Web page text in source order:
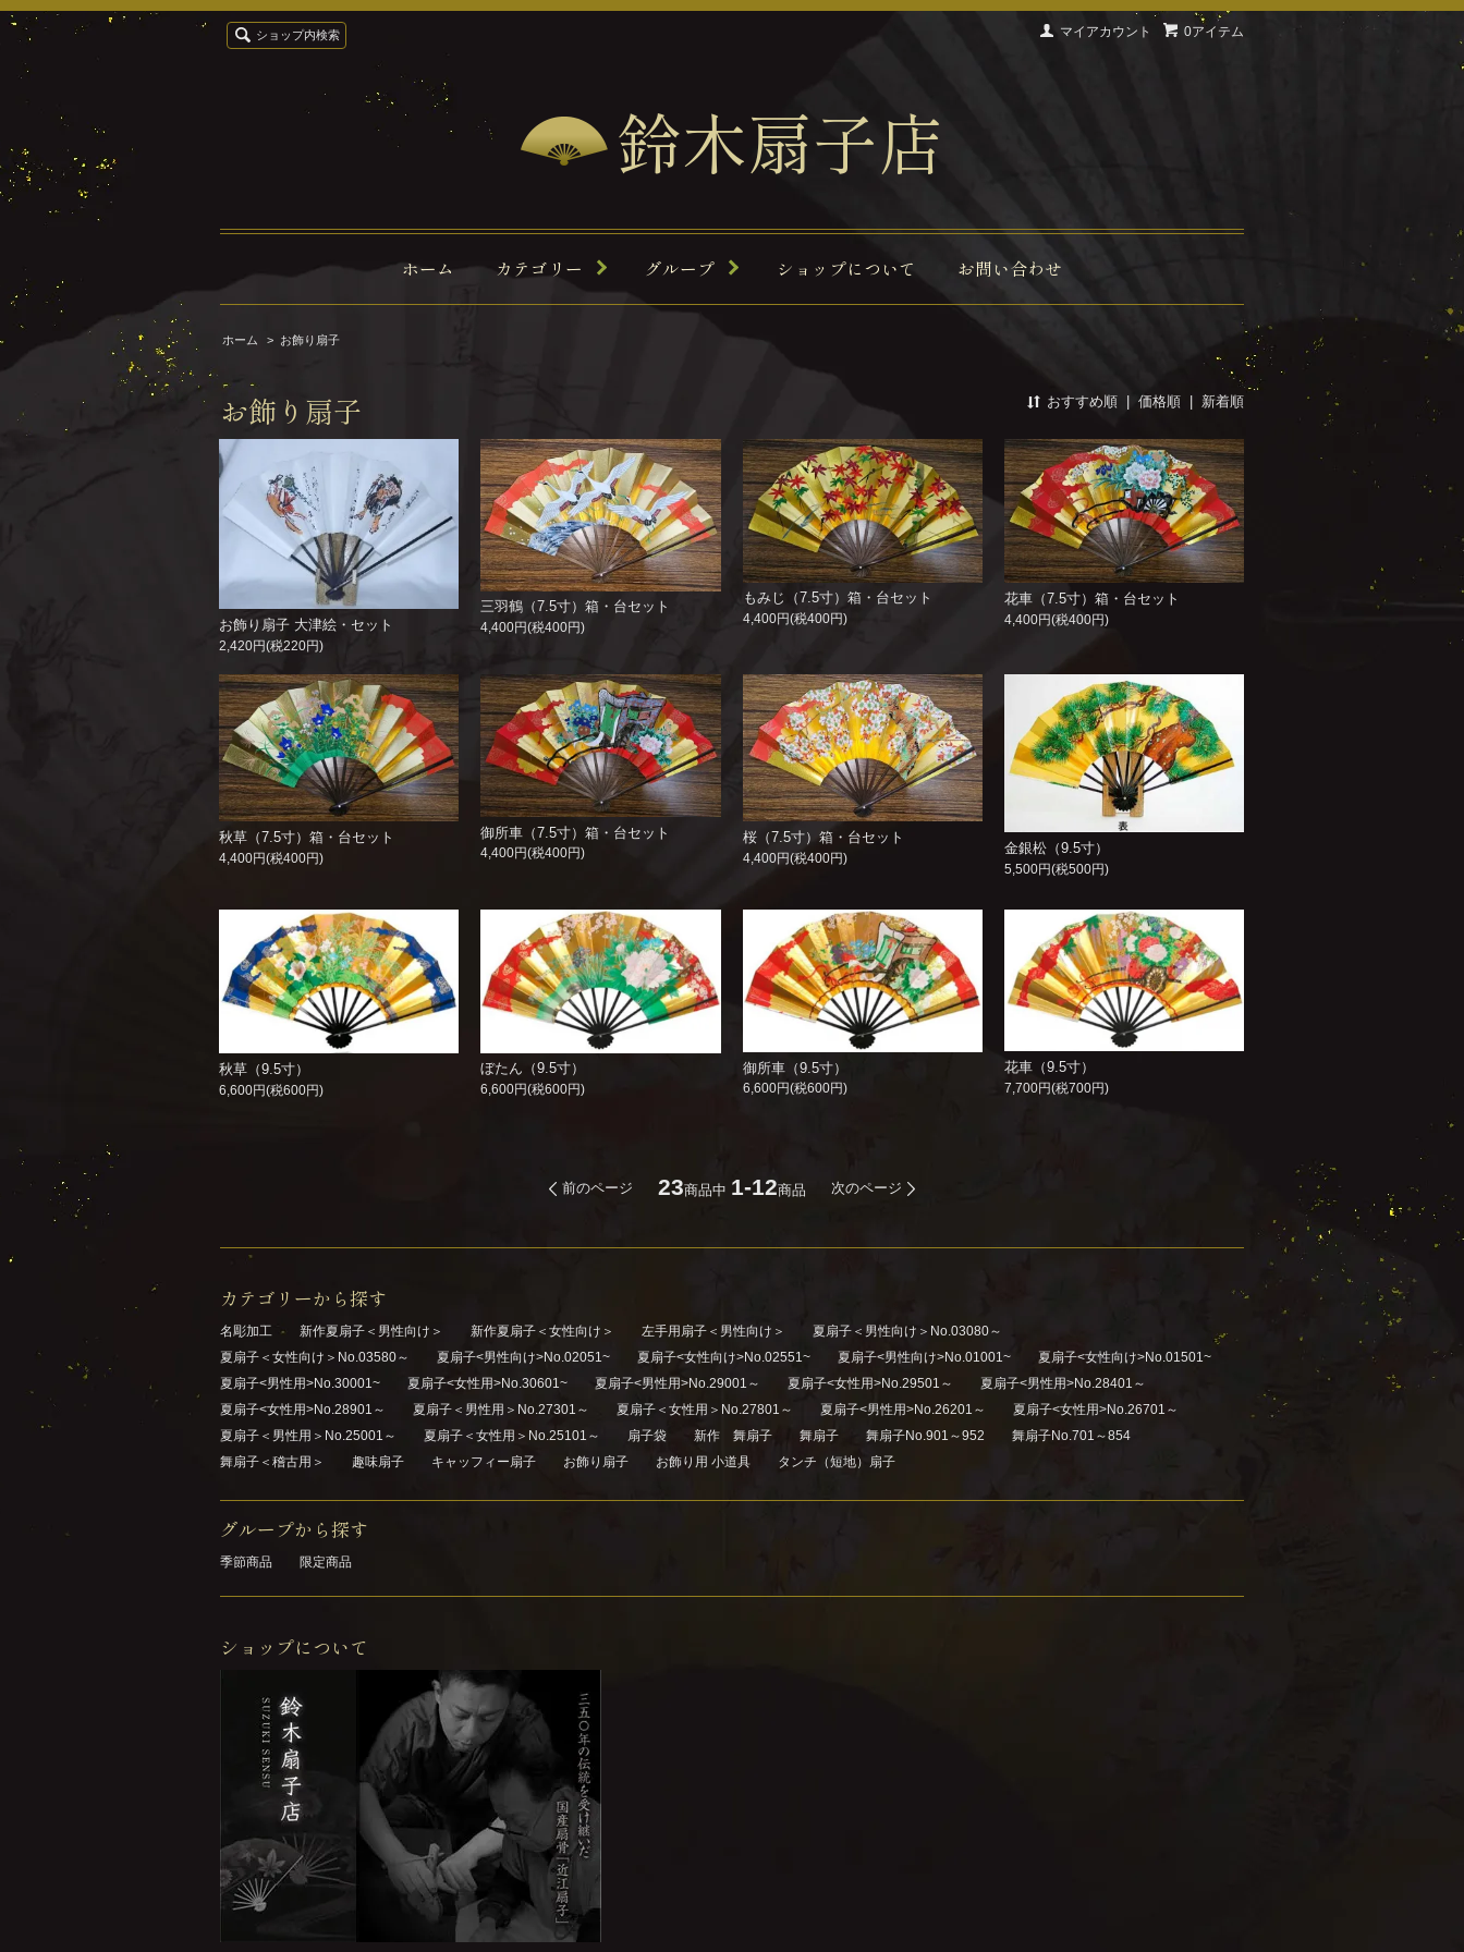
0アイテム
マイアカウント
ショップ内検索
鈴木扇子店
ホーム カテゴリー グループ ショップについて お問い合わせ
ホーム > お飾り扇子
お飾り扇子 おすすめ順 | 価格順 | 新着順
お飾り扇子 大津絵・セット
2,420円(税220円)
三羽鶴（7.5寸）箱・台セット
4,400円(税400円)
もみじ（7.5寸）箱・台セット
4,400円(税400円)
花車（7.5寸）箱・台セット
4,400円(税400円)
秋草（7.5寸）箱・台セット
4,400円(税400円)
御所車（7.5寸）箱・台セット
4,400円(税400円)
桜（7.5寸）箱・台セット
4,400円(税400円)
金銀松（9.5寸）
5,500円(税500円)
秋草（9.5寸）
6,600円(税600円)
ぼたん（9.5寸）
6,600円(税600円)
御所車（9.5寸）
6,600円(税600円)
花車（9.5寸）
7,700円(税700円)
前のページ 23商品中 1-12商品 次のページ
カテゴリーから探す
名彫加工 新作夏扇子＜男性向け＞ 新作夏扇子＜女性向け＞ 左手用扇子＜男性向け＞
夏扇子＜男性向け＞No.03080～
夏扇子＜女性向け＞No.03580～
夏扇子<男性向け>No.02051~ 夏扇子<女性向け>No.02551~ 夏扇子<男性向け>No.01001~
夏扇子<女性向け>No.01501~
夏扇子<男性用>No.30001~
夏扇子<女性用>No.30601~ 夏扇子<男性用>No.29001～ 夏扇子<女性用>No.29501～
夏扇子<男性用>No.28401～
夏扇子<女性用>No.28901～
夏扇子＜男性用＞No.27301～ 夏扇子＜女性用＞No.27801～ 夏扇子<男性用>No.26201～
夏扇子<女性用>No.26701～
夏扇子＜男性用＞No.25001～
夏扇子＜女性用＞No.25101～ 扇子袋 新作 舞扇子 舞扇子 舞扇子No.901～952
舞扇子No.701～854
舞扇子＜稽古用＞
趣味扇子 キャッフィー扇子 お飾り扇子 お飾り用 小道具 タンチ（短地）扇子
グループから探す
季節商品 限定商品
ショップについて